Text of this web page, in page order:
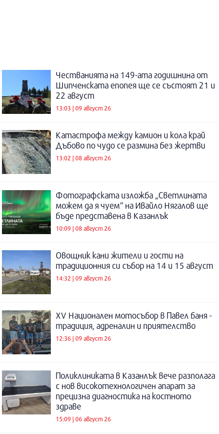
Честванията на 149-ата годишнина от
Шипченската епопея ще се състоят 21 и
22 август
13:03 | 09 август 26
Катастрофа между камион и кола край
Дъбово по чудо се размина без жертви
13:02 | 08 август 26
Фотографската изложба „Светлината
можем да я чуем“ на Ивайло Нягалов ще
бъде представена в Казанлък
10:09 | 08 август 26
Овощник кани жители и гости на
традиционния си събор на 14 и 15 август
14:32 | 09 август 26
XV Национален мотосъбор в Павел баня -
традиция, адреналин и приятелство
12:36 | 09 август 26
Поликлиниката в Казанлък вече разполага
с нов високотехнологичен апарат за
прецизна диагностика на костното
здраве
15:09 | 06 август 26